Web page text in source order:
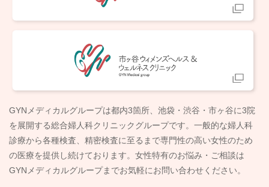
GYNメディカルグループは都内3箇所、池袋・渋谷・市ヶ谷に3院
を展開する総合婦人科クリニックグループです。一般的な婦人科
診療から各種検査、精密検査に至るまで専門性の高い女性のため
の医療を提供し続けております。女性特有のお悩み・ご相談は
GYNメディカルグループまでお気軽にお問い合わせください。